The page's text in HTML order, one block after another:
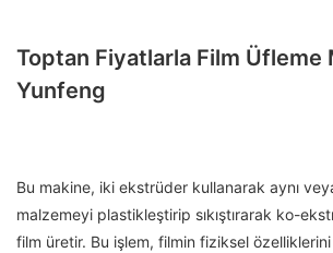
Toptan Fiyatlarla Film Üfleme
Yunfeng
Bu makine, iki ekstrüder kullanarak aynı
malzemeyi plastikleştirip sıkıştırarak ko-
film üretir. Bu işlem, filmin fiziksel